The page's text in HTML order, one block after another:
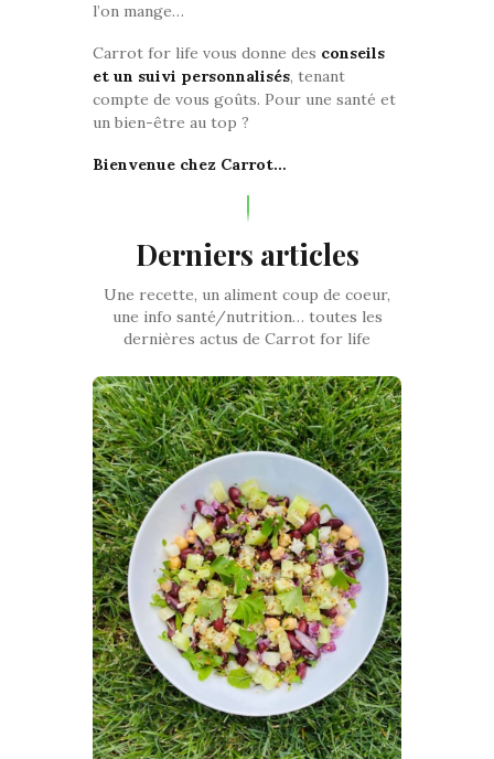
l’on mange…
Carrot for life vous donne des conseils
et un suivi personnalisés, tenant
compte de vous goûts. Pour une santé et
un bien-être au top ?
Bienvenue chez Carrot…
Derniers articles
Une recette, un aliment coup de coeur,
une info santé/nutrition… toutes les
dernières actus de Carrot for life